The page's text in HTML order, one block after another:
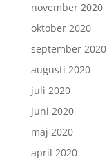
november 2020
oktober 2020
september 2020
augusti 2020
juli 2020
juni 2020
maj 2020
april 2020